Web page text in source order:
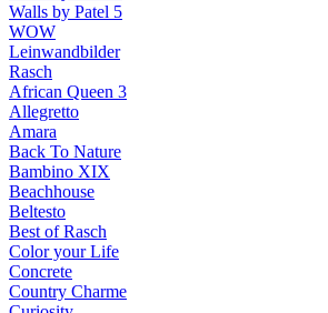
Walls by Patel 5
WOW
Leinwandbilder
Rasch
African Queen 3
Allegretto
Amara
Back To Nature
Bambino XIX
Beachhouse
Beltesto
Best of Rasch
Color your Life
Concrete
Country Charme